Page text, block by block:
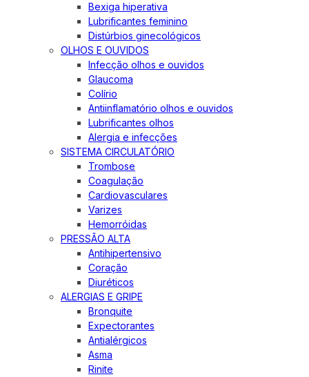
Bexiga hiperativa
Lubrificantes feminino
Distúrbios ginecológicos
OLHOS E OUVIDOS
Infecção olhos e ouvidos
Glaucoma
Colírio
Antiinflamatório olhos e ouvidos
Lubrificantes olhos
Alergia e infecções
SISTEMA CIRCULATÓRIO
Trombose
Coagulação
Cardiovasculares
Varizes
Hemorróidas
PRESSÃO ALTA
Antihipertensivo
Coração
Diuréticos
ALERGIAS E GRIPE
Bronquite
Expectorantes
Antialérgicos
Asma
Rinite